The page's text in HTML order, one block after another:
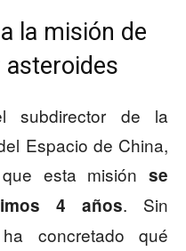
la misión de
asteroides
subdirector de la
Espacio de China,
esta misión se
4 años. Sin
concretado qué